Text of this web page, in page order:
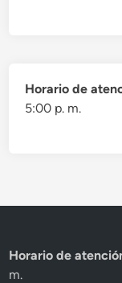
Horario de
5:00 p. m.
Horario de
m.